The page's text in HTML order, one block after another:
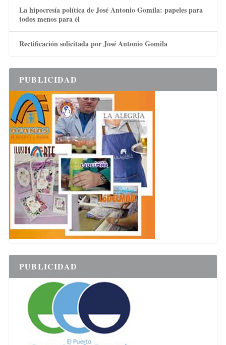
La hipocresía política de José Antonio Gomila: papeles para
todos menos para él
Rectificación solicitada por José Antonio Gomila
PUBLICIDAD
PUBLICIDAD